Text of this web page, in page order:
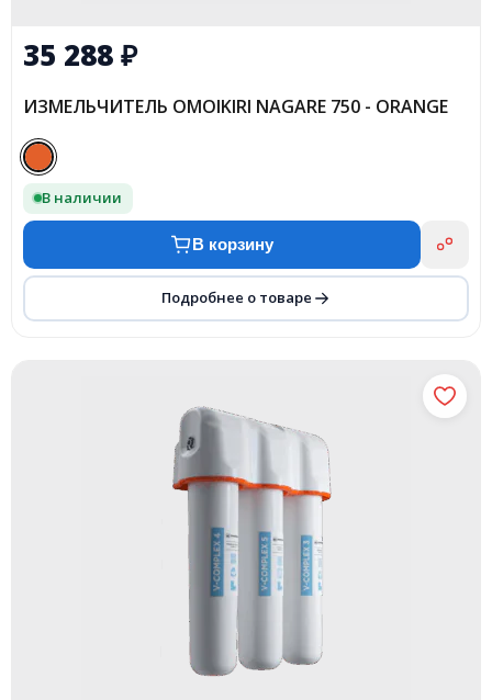
35 288₽
ИЗМЕЛЬЧИТЕЛЬ OMOIKIRI NAGARE 750 - ORANGE
В наличии
В корзину
Подробнее о товаре